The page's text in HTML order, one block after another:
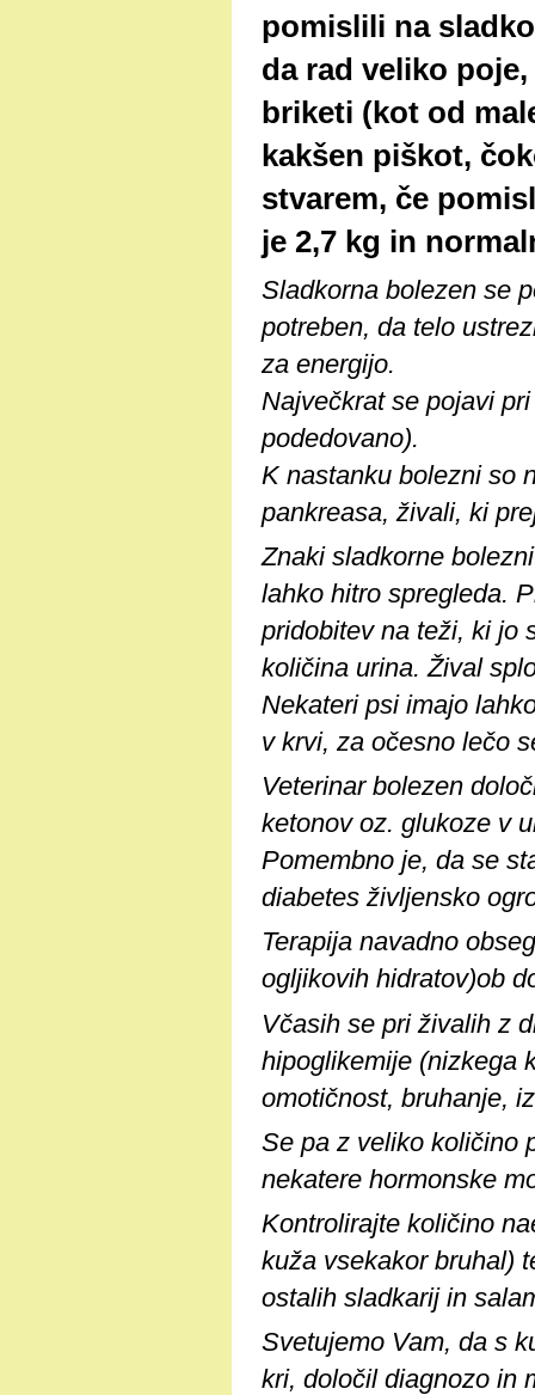
pomislili na
da rad veliko
briketi (kot od
kakšen piškot,
stvarem, če
je 2,7 kg in
Sladkorna bolezen se
potreben, da telo
za energijo.
Največkrat se pojavi
podedovano).
K nastanku bolezni so
pankreasa, živali, ki
Znaki sladkorne
lahko hitro spregleda.
pridobitev na teži, ki jo
količina urina. Žival
Nekateri psi imajo
v krvi, za očesno lečo
Veterinar bolezen
ketonov oz. glukoze v
Pomembno je, da se
diabetes življensko
Terapija navadno
ogljikovih hidratov)ob
Včasih se pri živalih z
hipoglikemije (nizkega
omotičnost, bruhanje,
Se pa z veliko količino
nekatere hormonske
Kontrolirajte količino
kuža vsekakor bruhal)
ostalih sladkarij in
Svetujemo Vam, da s
kri, določil diagnozo in